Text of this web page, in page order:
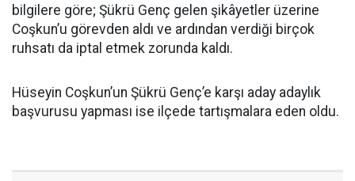
bilgilere göre; Şükrü Genç gelen şikâyetler üzerine
Coşkun’u görevden aldı ve ardından verdiği birçok
ruhsatı da iptal etmek zorunda kaldı.
Hüseyin Coşkun’un Şükrü Genç’e karşı aday adaylık
başvurusu yapması ise ilçede tartışmalara eden oldu.